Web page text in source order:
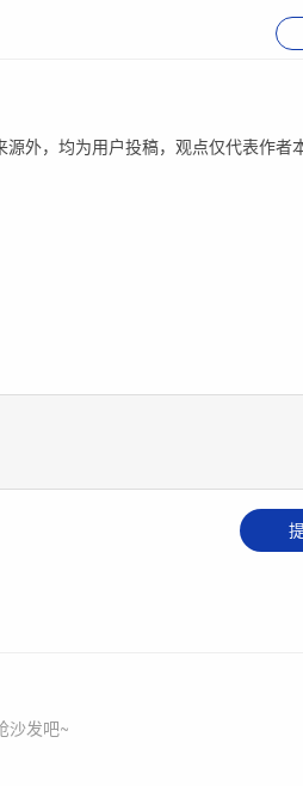
外，均为用户投稿，观点仅代表作者
沙发吧~